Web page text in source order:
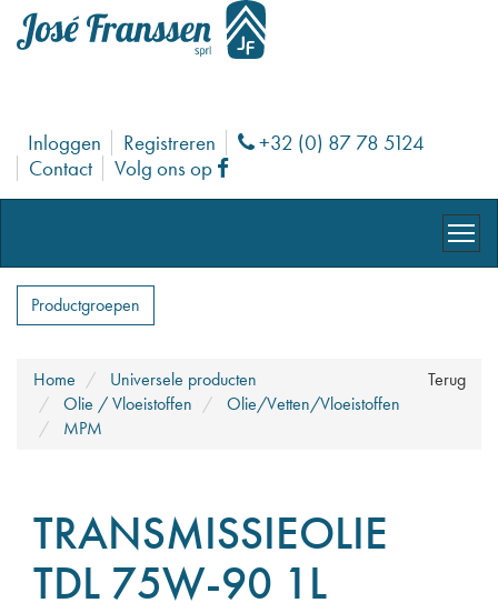
Inloggen Registreren Phone
+32 (0) 87 78 5124
Contact
Volg ons op Facebook
Productgroepen
Terug
Home
Universele producten
Olie / Vloeistoffen
Olie/Vetten/Vloeistoffen
MPM
TRANSMISSIEOLIE
TDL 75W-90 1L